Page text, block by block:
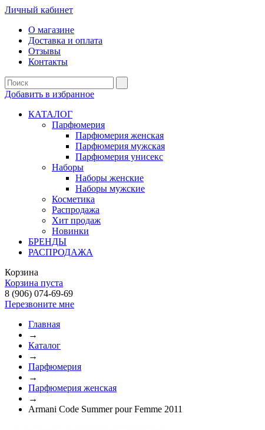
Личный кабинет
О магазине
Доставка и оплата
Отзывы
Контакты
Добавить в избранное
КАТАЛОГ
Парфюмерия
Парфюмерия женская
Парфюмерия мужская
Парфюмерия унисекс
Наборы
Наборы женские
Наборы мужские
Косметика
Распродажа
Хит продаж
Новинки
БРЕНДЫ
РАСПРОДАЖА
Корзина
Корзина пуста
8 (906) 074-69-69
Перезвоните мне
Главная
→
Каталог
→
Парфюмерия
→
Парфюмерия женская
→
Armani Code Summer pour Femme 2011